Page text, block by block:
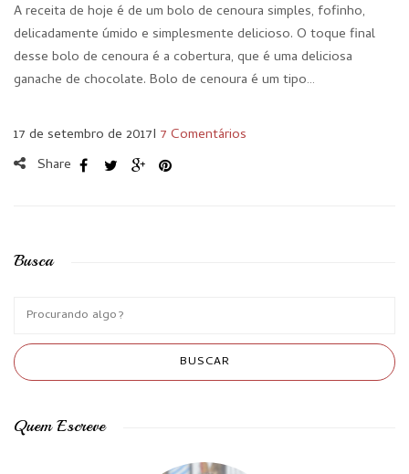
A receita de hoje é de um bolo de cenoura simples, fofinho,
delicadamente úmido e simplesmente delicioso. O toque final
desse bolo de cenoura é a cobertura, que é uma deliciosa
ganache de chocolate. Bolo de cenoura é um tipo…
17 de setembro de 2017I 7 Comentários
Share
Busca
Quem Escreve